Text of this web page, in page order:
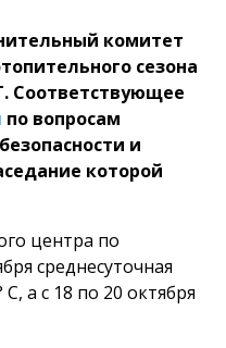
комитет
сезона
Соответствующее
по вопросам
и
которой
центра по
среднесуточная
а с 18 по 20 октября